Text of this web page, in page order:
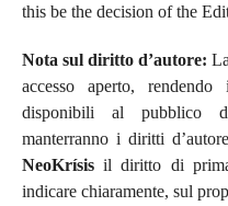
this be the decision of the
Nota sul diritto d’autore:La
accesso aperto,
disponibili al pubblico
manterranno i diritti
NeoKrísisil diritto di prima
indicare chiaramente, sul